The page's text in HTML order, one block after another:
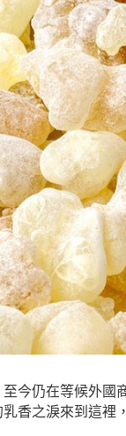
今仍在等候外
香之淚來到這